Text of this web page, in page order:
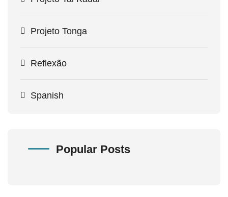
Projeto Tonga
Reflexão
Spanish
Popular Posts